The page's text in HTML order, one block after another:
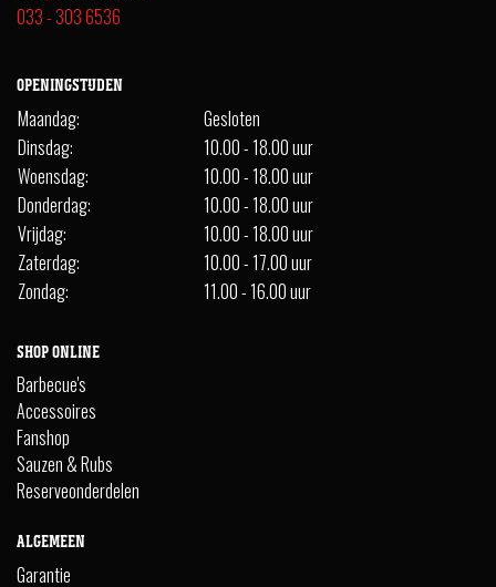
033 - 303 6536
OPENINGSTIJDEN
Maandag:
Gesloten
Dinsdag:
10.00 - 18.00 uur
Woensdag:
10.00 - 18.00 uur
Donderdag:
10.00 - 18.00 uur
Vrijdag:
10.00 - 18.00 uur
Zaterdag:
10.00 - 17.00 uur
Zondag:
11.00 - 16.00 uur
SHOP ONLINE
Barbecue's
Accessoires
Fanshop
Sauzen & Rubs
Reserveonderdelen
ALGEMEEN
Garantie